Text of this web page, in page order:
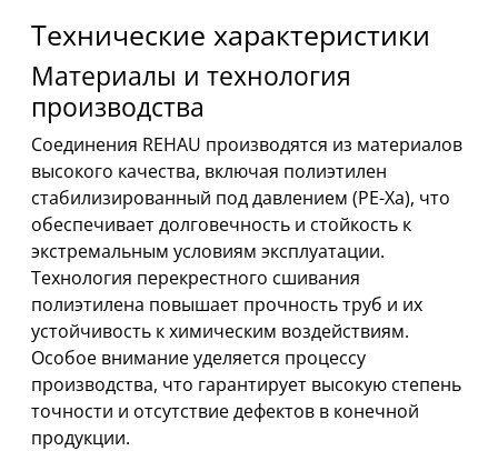
Технические характеристики
Материалы и технология
производства
Соединения REHAU производятся из материалов
высокого качества, включая полиэтилен
стабилизированный под давлением (PE-Xa), что
обеспечивает долговечность и стойкость к
экстремальным условиям эксплуатации.
Технология перекрестного сшивания
полиэтилена повышает прочность труб и их
устойчивость к химическим воздействиям.
Особое внимание уделяется процессу
производства, что гарантирует высокую степень
точности и отсутствие дефектов в конечной
продукции.